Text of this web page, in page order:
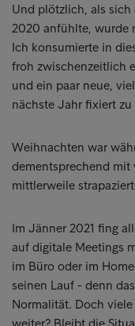
Und plötzlich, als sich
2020 anfühlte, wurde
Ich konsumierte in
froh zwischenzeitlich
und ein paar neue,
nächste Jahr fixiert zu
Weihnachten war
dementsprechend mit
mittlerweile
Im Jänner 2021 fing
auf digitale Meetings
im Büro oder im
seinen Lauf - denn
Normalität. Doch